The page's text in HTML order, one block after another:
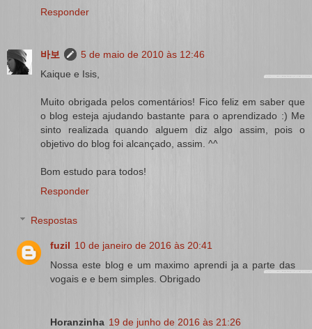
Responder
바보
5 de maio de 2010 às 12:46
Kaique e Isis,
Muito obrigada pelos comentários! Fico feliz em saber que
o blog esteja ajudando bastante para o aprendizado :) Me
sinto realizada quando alguem diz algo assim, pois o
objetivo do blog foi alcançado, assim. ^^
Bom estudo para todos!
Responder
Respostas
fuzil 10 de janeiro de 2016 às 20:41
Nossa este blog e um maximo aprendi ja a parte das
vogais e e bem simples. Obrigado
Horanzinha 19 de junho de 2016 às 21:26